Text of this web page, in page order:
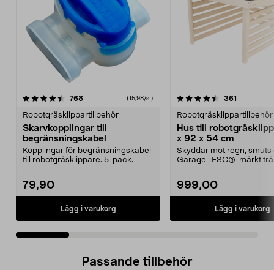
768recensioner (15,98/st)
Robotgräsklippartillbehör
Skarvkopplingar till
begränsningskabel
Kopplingar för begränsningskabel
till robotgräsklippare. 5-pack.
79,90
Lägg i varukorg
4.5 av 5 stjärnor 361
Robotgräsklippartillbehör
Hus till
x 92 x 54 cm
Skyddar mot regn, smuts
Garage i FSC®-märkt
999,00
Lägg i varukorg
4.5 av 5 stjärnor
Passande tillbehör